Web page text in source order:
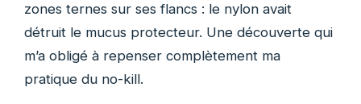
zones ternes sur ses flancs : le nylon avait
détruit le mucus protecteur. Une découverte qui
m’a obligé à repenser complètement ma
pratique du no-kill.